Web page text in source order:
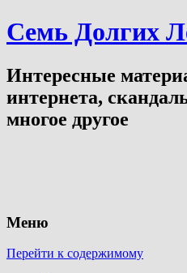
Семь Долгих
Интересные
интернета,
многое другое
Меню
Перейти к содержимому